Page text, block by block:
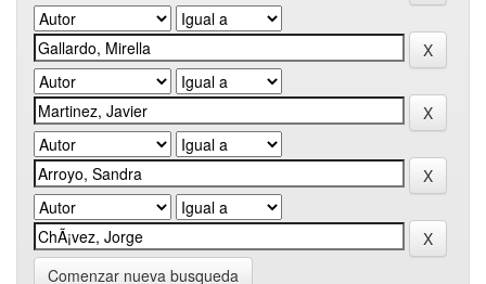
Comenzar nueva busqueda